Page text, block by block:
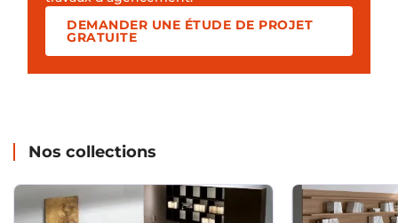
DEMANDER UNE ÉTUDE DE PROJET
GRATUITE
Nos collections